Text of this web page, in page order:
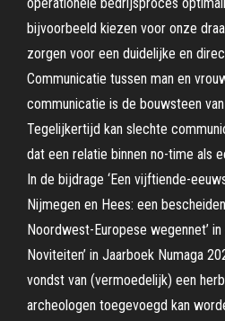
bijvoorbeeld kiezen voor onze
zorgen voor een duidelijke en
Communicatie tussen man en
communicatie is de bouwsteen
Tegelijkertijd kan slechte
dat een relatie binnen no-time als
In de bijdrage ‘Een vijftiende-
Nijmegen en Hees: een
Noordwest-Europese wegennet’
Noviteiten’ in Jaarboek Numaga
vondst van (vermoedelijk) een
archeologen toegevoegd kan